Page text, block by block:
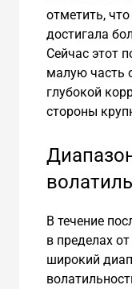
отметить,
достигала
Сейчас этот
малую часть
глубокой
стороны
В течение
в пределах
широкий